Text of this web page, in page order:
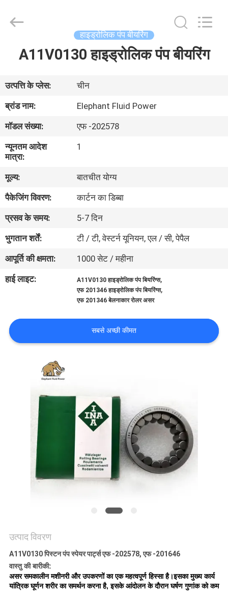
उत्पादों
हमारे
में
कारखाना
गुणवत्ता
नियंत्रण
समाचार
साइटमैप
PRIVACY
POLICY
Power
Co.,Ltd.
Reserved.
हाइड्रोलिक पंप बीयरिंग
A11V0130 हाइड्रोलिक पंप बीयरिंग
उत्पत्ति के प्लेस:
चीन
ब्रांड नाम:
Elephant Fluid Power
मॉडल संख्या:
एफ -202578
न्यूनतम आदेश
मात्रा:
1
मूल्य:
बातचीत योग्य
पैकेजिंग विवरण:
कार्टन का डिब्बा
प्रसव के समय:
5-7 दिन
भुगतान शर्तें:
टी / टी, वेस्टर्न यूनियन, एल / सी, पेपैल
आपूर्ति की क्षमता:
1000 सेट / महीना
हाई लाइट:
A11V0130 हाइड्रोलिक पंप बियरिंग्स,
एफ 201346 हाइड्रोलिक पंप बियरिंग्स,
एफ 201346 बेलनाकार रोलर असर
सबसे अच्छी कीमत
उत्पाद विवरण
A11V0130 पिस्टन पंप स्पेयर पार्ट्स एफ -202578, एफ -201646
वास्तु की बारीकी:
असर समकालीन मशीनरी और उपकरणों का एक महत्वपूर्ण हिस्सा है।इसका मुख्य कार्य
यांत्रिक घूर्णन शरीर का समर्थन करना है, इसके आंदोलन के दौरान घर्षण गुणांक को कम